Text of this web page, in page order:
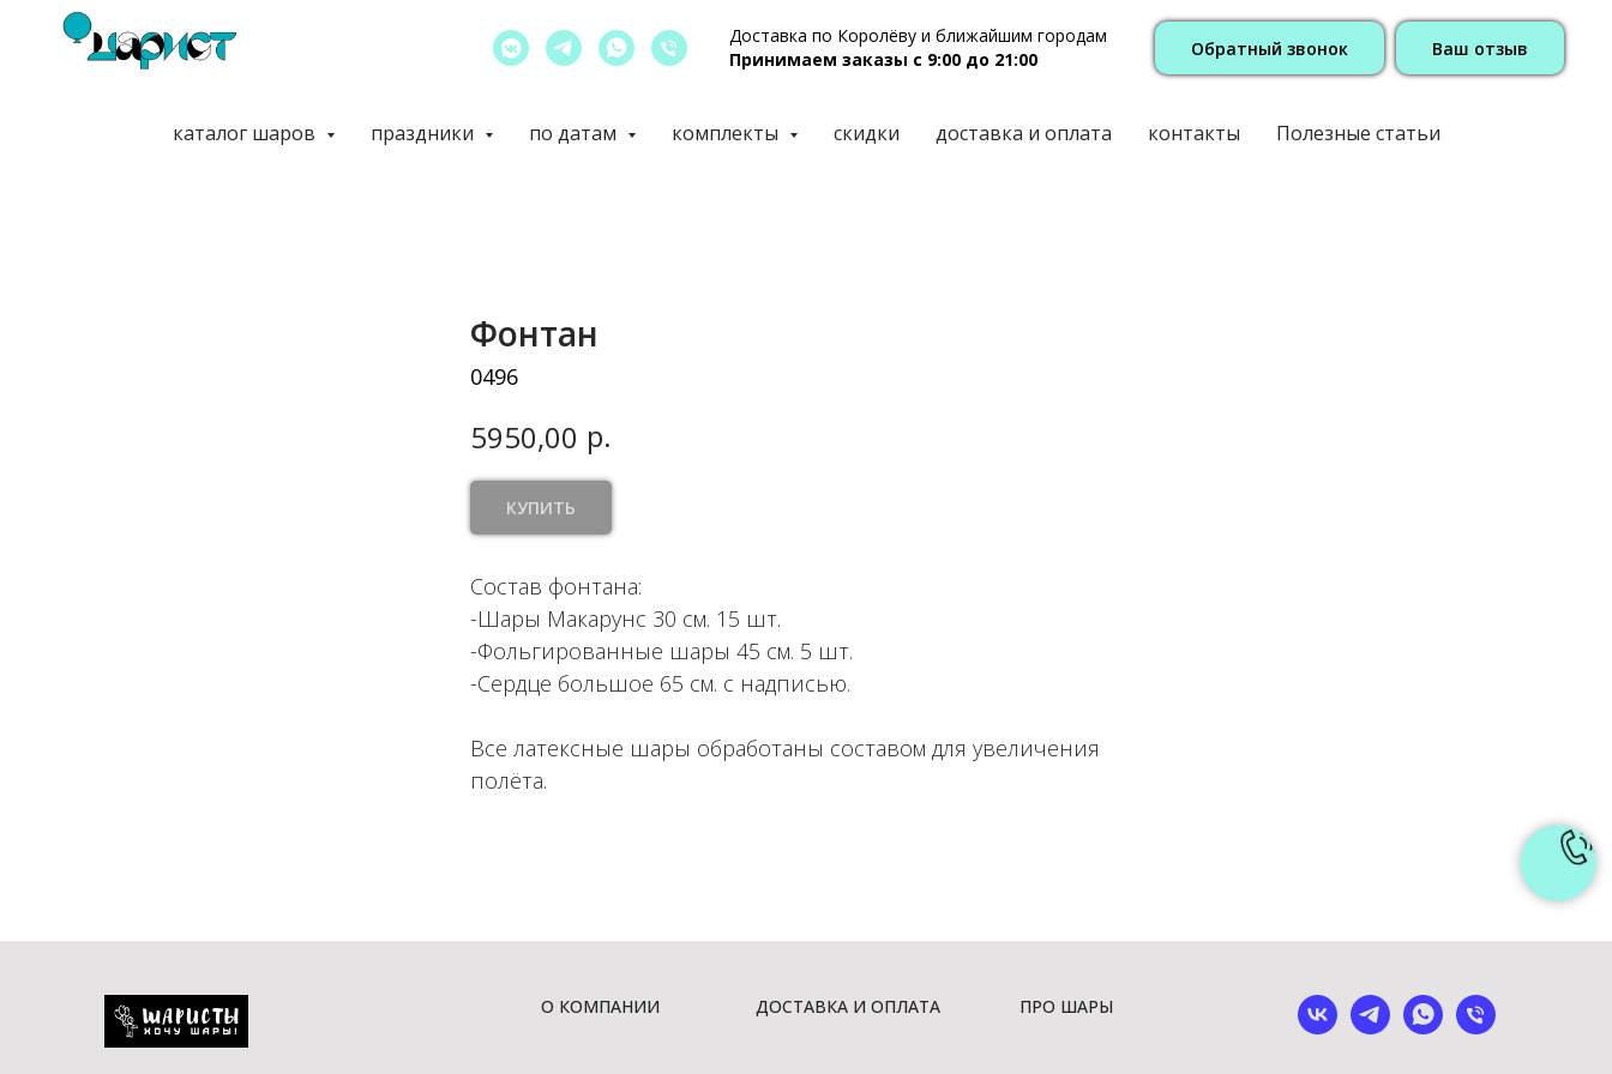
Доставка по Королёву и ближайшим городам
Принимаем заказы с 9:00 до 21:00
Обратный звонок Ваш отзыв
каталог шаров праздники по датам комплекты скидки доставка и оплата контакты Полезные статьи
Фонтан
0496
5950,00 р.
КУПИТЬ
Состав фонтана:
-Шары Макарунс 30 см. 15 шт.
-Фольгированные шары 45 см. 5 шт.
-Сердце большое 65 см. с надписью.
Все латексные шары обработаны составом для увеличения
полёта.
О КОМПАНИИ ДОСТАВКА И ОПЛАТА ПРО ШАРЫ